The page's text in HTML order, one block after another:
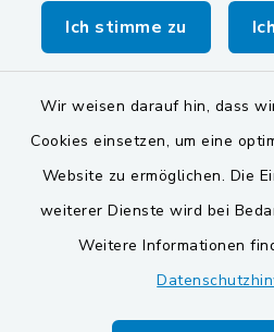
Ich stimme zu
Wir weisen darauf hin, dass
Cookies einsetzen, um eine
Website zu ermöglichen. Die
weiterer Dienste wird bei
Weitere Informationen
Gemeinde Stulln